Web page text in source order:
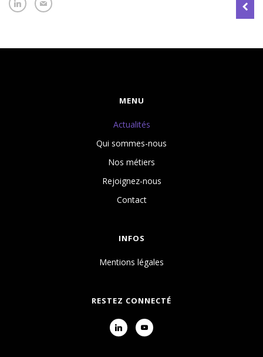
MENU
Actualités
Qui sommes-nous
Nos métiers
Rejoignez-nous
Contact
INFOS
Mentions légales
RESTEZ CONNECTÉ